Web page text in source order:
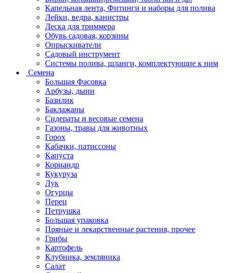
Капельная лента, Фитинги и наборы для полива
Лейки, ведра, канистры
Леска для триммера
Обувь садовая, корзины
Опрыскиватели
Садовый инструмент
Системы полива, шланги, комплектующие к ним
Семена
Большая Фасовка
Арбузы, дыни
Базилик
Баклажаны
Сидераты и весовые семена
Газоны, травы для животных
Горох
Кабачки, патиссоны
Капуста
Кориандр
Кукуруза
Лук
Огурцы
Перец
Петрушка
Большая упаковка
Пряные и лекарственные растения, прочее
Грибы
Картофель
Клубника, земляника
Салат